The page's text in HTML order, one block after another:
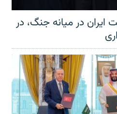
در میانه جنگ، در